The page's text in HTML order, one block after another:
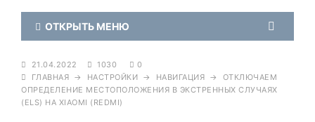
ОТКРЫТЬ МЕНЮ
21.04.2022 1030
0
ГЛАВНАЯ → НАСТРОЙКИ → НАВИГАЦИЯ → ОТКЛЮЧАЕМ
ОПРЕДЕЛЕНИЕ МЕСТОПОЛОЖЕНИЯ В ЭКСТРЕННЫХ СЛУЧАЯХ
(ELS) НА XIAOMI (REDMI)